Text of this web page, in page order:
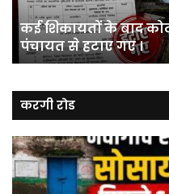
कई शिकायतों के बाद
पंचायत से हटाए गए ।
करगी रोड